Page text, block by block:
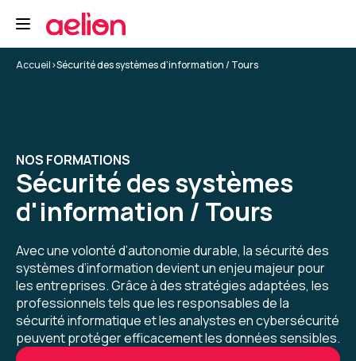
Accueil>Sécurité des systèmes d’information / Tours
NOS FORMATIONS
Sécurité des systèmes
d'information / Tours
Avec une volonté d’autonomie durable, la sécurité des
systèmes d’information devient un enjeu majeur pour
les entreprises. Grâce à des stratégies adaptées, les
professionnels tels que les responsables de la
sécurité informatique et les analystes en cybersécurité
peuvent protéger efficacement les données sensibles.
mettre en action rapidement
Formation : Se mettre en conformité avec le RGPD
Magali R. Le 29/04/2026
5
Formation pratico pratique permettant de se
Formation : Se mettre en conformité avec le RGPD